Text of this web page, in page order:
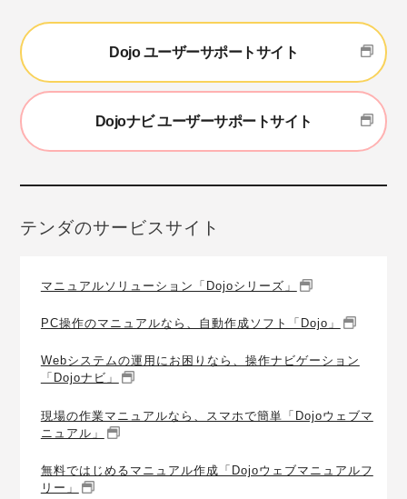
Dojo ユーザーサポートサイト
Dojoナビ ユーザーサポートサイト
テンダのサービスサイト
マニュアルソリューション「Dojoシリーズ」
PC操作のマニュアルなら、自動作成ソフト「Dojo」
Webシステムの運用にお困りなら、操作ナビゲーション
「Dojoナビ」
現場の作業マニュアルなら、スマホで簡単「Dojoウェブマ
ニュアル」
無料ではじめるマニュアル作成「Dojoウェブマニュアルフ
リー」